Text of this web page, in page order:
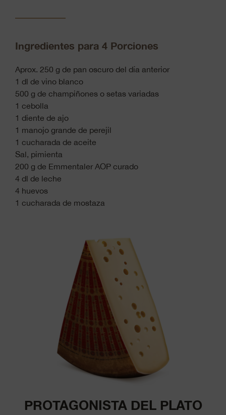
Ingredientes para 4 Porciones
Aprox. 250 g de pan oscuro del día anterior
1 dl de vino blanco
500 g de champiñones o setas variadas
1 cebolla
1 diente de ajo
1 manojo grande de perejil
1 cucharada de aceite
Sal, pimienta
200 g de Emmentaler AOP curado
4 dl de leche
4 huevos
1 cucharada de mostaza
PROTAGONISTA DEL PLATO